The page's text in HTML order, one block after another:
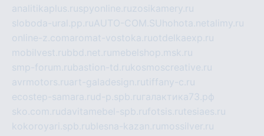
analitikaplus.ruspyonline.ruzosikamery.ru
sloboda-ural.pp.ruAUTO-COM.SU hohota.net alimy.ru
online-z.comaromat-vostoka.ruotdelkaexp.ru
mobilvest.rubbd.net.ru mebelshop.msk.ru
smp-forum.rubastion-td.rukosmoscreative.ru
avrmotors.ruart-galadesign.rutiffany-c.ru
ecostep-samara.rud-p.spb.ru галактика73.рф
sko.com.rudavitamebel-spb.rufotsis.rutesiaes.ru
kokoroyari.spb.rublesna-kazan.ru mossilver.ru